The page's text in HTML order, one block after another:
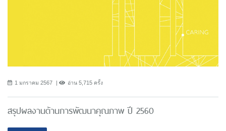
1 มกราคม 2567 อ่าน 5,715 ครั้ง
สรุปผลงานด้านการพัฒนาคุณภาพ ปี 2560